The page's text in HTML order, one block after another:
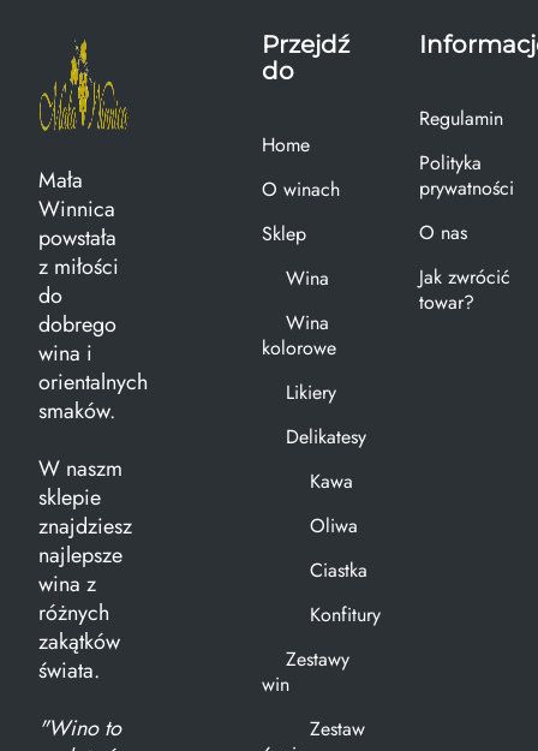
Mała
Winnica
powstała
z miłości
do
dobrego
wina i
orientalnych
smaków.
W naszm
sklepie
znajdziesz
najlepsze
wina z
różnych
zakątków
świata.
"Wino to
Przejdź
do
Home
O winach
Sklep
Wina
Wina
kolorowe
Likiery
Delikatesy
Kawa
Oliwa
Ciastka
Konfitury
Zestawy
win
Zestaw
Regulamin
Polityka
prywatności
O nas
Jak zwrócić
towar?